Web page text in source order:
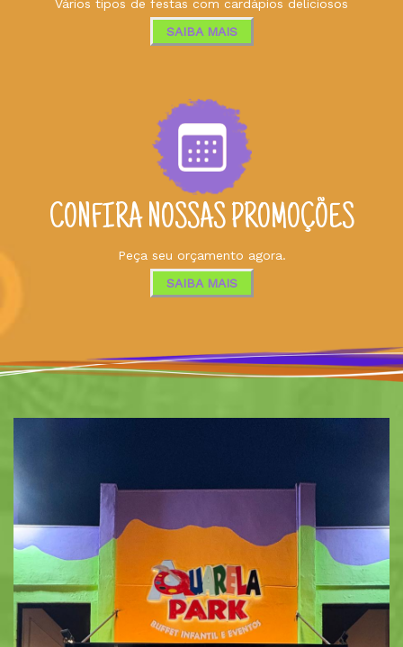
Vários tipos de festas com cardápios deliciosos
SAIBA MAIS
CONFIRA NOSSAS PROMOÇÕES
Peça seu orçamento agora.
SAIBA MAIS